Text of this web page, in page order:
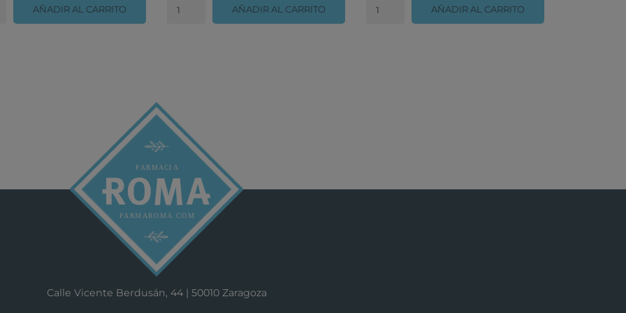
AÑADIR AL CARRITO AÑADIR AL CARRITO AÑADIR AL CARRITO
Calle Vicente Berdusán, 44 | 50010 Zaragoza